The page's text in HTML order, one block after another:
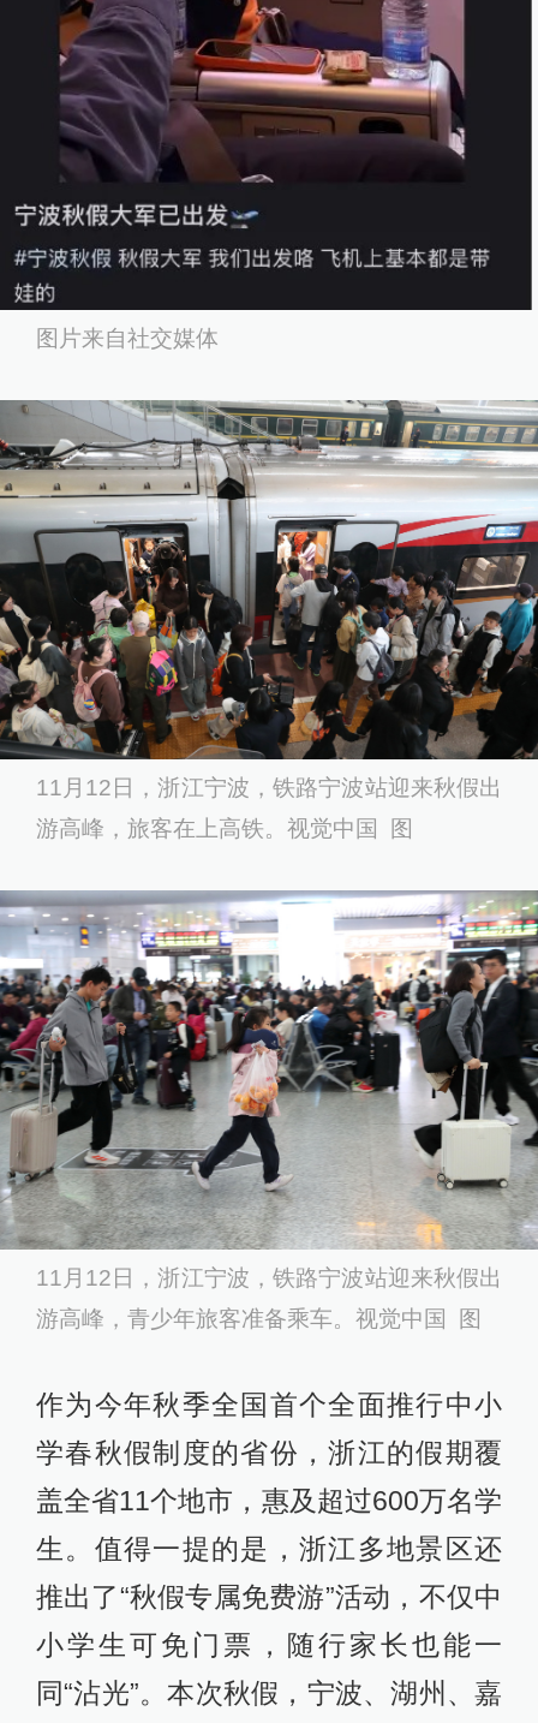
图片来自社交媒体
11月12日，浙江宁波，铁路宁波站迎来秋假出
游高峰，旅客在上高铁。视觉中国 图
11月12日，浙江宁波，铁路宁波站迎来秋假出
游高峰，青少年旅客准备乘车。视觉中国 图
作为今年秋季全国首个全面推行中小
学春秋假制度的省份，浙江的假期覆
盖全省11个地市，惠及超过600万名学
生。值得一提的是，浙江多地景区还
推出了“秋假专属免费游”活动，不仅中
小学生可免门票，随行家长也能一
同“沾光”。本次秋假，宁波、湖州、嘉